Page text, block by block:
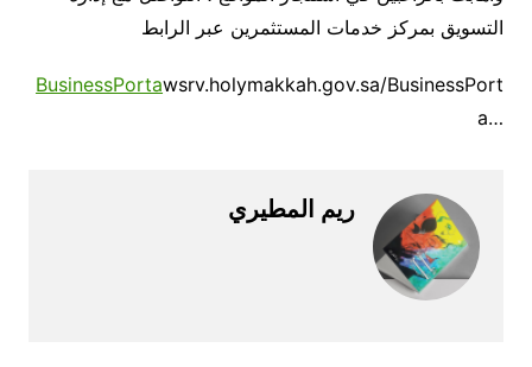
التسويق بمركز خدمات المستثمرين عبر الرابط
BusinessPortawsrv.holymakkah.gov.sa/BusinessPort
a…‎
ريم المطيري